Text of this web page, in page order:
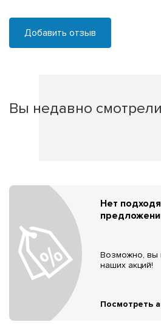
Добавить отзыв
Вы недавно смотрели
Нет
Возможно, вы
наших акций!
Посмотреть